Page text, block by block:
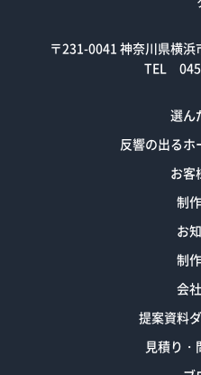
〒231-0041 神奈川県横浜
TEL
選ん
反響の出るホ
お客
制
お
制
会
提案資料
見積り・